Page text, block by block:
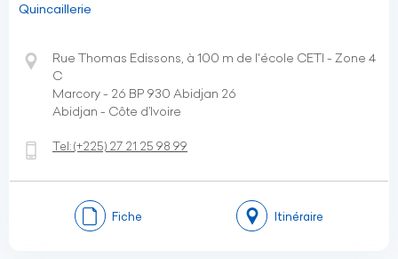
Quincaillerie
Rue Thomas Edissons, à 100 m de l'école CETI - Zone 4
C
Marcory - 26 BP 930 Abidjan 26
Abidjan - Côte d’Ivoire
Tel:(+225) 27 21 25 98 99
Fiche Itinéraire